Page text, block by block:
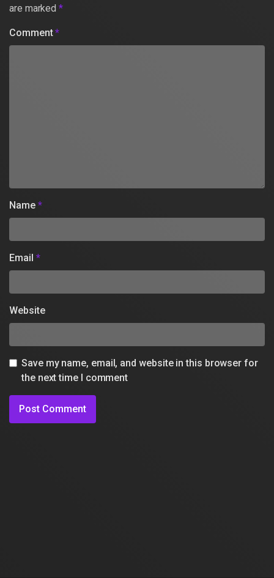
are marked*
Comment*
Name *
Email *
Website
Save my name, email, and website in this browser for
the next time I comment